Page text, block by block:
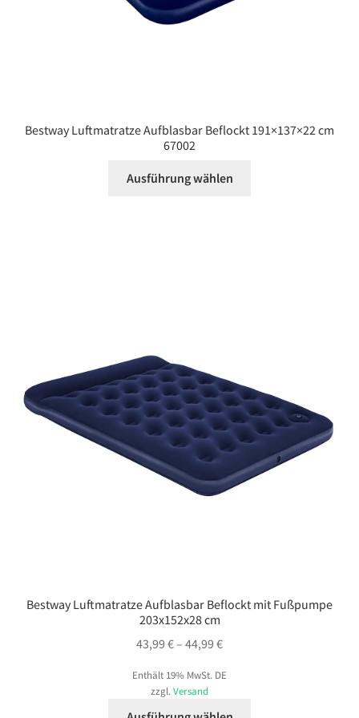
Bestway Luftmatratze Aufblasbar Beflockt 191×137×22 cm
67002
Ausführung wählen
Produktseite
gewählt
werden
Bestway Luftmatratze Aufblasbar Beflockt mit Fußpumpe
203x152x28 cm
43,99 €– 44,99 €Preisspanne:
bis
Enthält 19% MwSt. DE
zzgl.Versand